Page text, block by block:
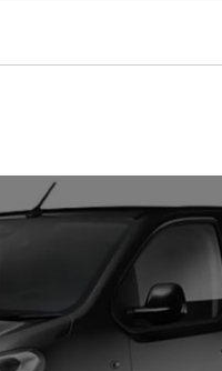
uygun kişiselleştirilmiş
tıklama oranı) ölçmemize
ve sürekliliğini sağlamak